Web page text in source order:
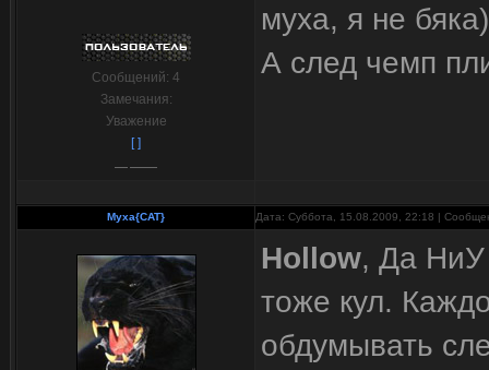
Сообщений: 4
Замечания:
Уважение
[ ]
муха, я не
А след чемп
Myxa{CAT} Дата: Суббота, 15.08.2009, 22:18 |
Hollow, Да НиУ
тоже кул.
обдумывать